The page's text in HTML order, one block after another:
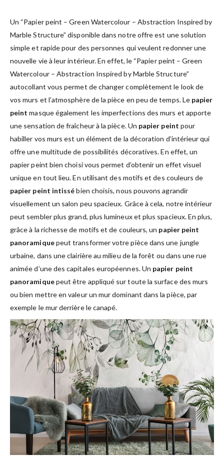
Un “Papier peint – Green Watercolour – Abstraction Inspired by
Marble Structure” disponible dans notre offre est une solution
simple et rapide pour des personnes qui veulent redonner une
nouvelle vie à leur intérieur. En effet, le “Papier peint – Green
Watercolour – Abstraction Inspired by Marble Structure”
autocollant vous permet de changer complètement le look de
vos murs et l’atmosphère de la pièce en peu de temps. Le papier
peint masque également les imperfections des murs et apporte
une sensation de fraîcheur à la pièce. Un papier peint pour
habiller vos murs est un élément de la décoration d’intérieur qui
offre une multitude de possibilités décoratives. En effet, un
papier peint bien choisi vous permet d’obtenir un effet visuel
unique en tout lieu. En utilisant des motifs et des couleurs de
papier peint intissébien choisis, nous pouvons agrandir
visuellement un salon peu spacieux. Grâce à cela, notre intérieur
peut sembler plus grand, plus lumineux et plus spacieux. En plus,
grâce à la richesse de motifs et de couleurs, un papier peint
panoramiquepeut transformer votre pièce dans une jungle
urbaine, dans une clairière au milieu de la forêt ou dans une rue
animée d’une des capitales européennes. Un papier peint
panoramiquepeut être appliqué sur toute la surface des murs
ou bien mettre en valeur un mur dominant dans la pièce, par
exemple le mur derrière le canapé.